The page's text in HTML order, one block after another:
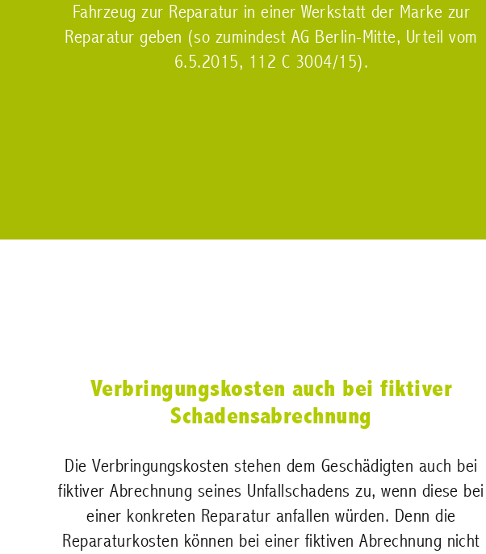
Fahrzeug zur Reparatur in einer Werkstatt der Marke zur
Reparatur geben (so zumindest AG Berlin-Mitte, Urteil vom
6.5.2015, 112 C 3004/15).
Verbringungskosten auch bei fiktiver
Schadensabrechnung
Die Verbringungskosten stehen dem Geschädigten auch bei
fiktiver Abrechnung seines Unfallschadens zu, wenn diese bei
einer konkreten Reparatur anfallen würden. Denn die
Reparaturkosten können bei einer fiktiven Abrechnung nicht